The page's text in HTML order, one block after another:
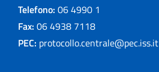
Telefono: 06 4990 1
Fax: 06 4938 7118
PEC: protocollo.centrale@pec.iss.it